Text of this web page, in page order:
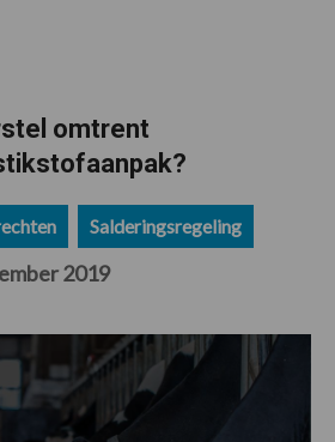
omtrent
Salderingsregeling
2019